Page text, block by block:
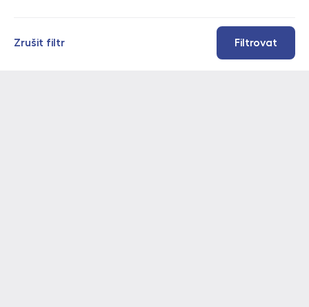
Filtrovat
Zrušit filtr